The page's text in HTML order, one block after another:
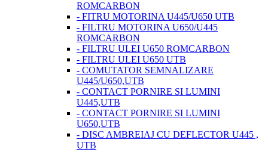
ROMCARBON
- FITRU MOTORINA U445/U650 UTB
- FILTRU MOTORINA U650/U445
ROMCARBON
- FILTRU ULEI U650 ROMCARBON
- FILTRU ULEI U650 UTB
- COMUTATOR SEMNALIZARE
U445/U650,UTB
- CONTACT PORNIRE SI LUMINI
U445,UTB
- CONTACT PORNIRE SI LUMINI
U650,UTB
- DISC AMBREIAJ CU DEFLECTOR U445 ,
UTB